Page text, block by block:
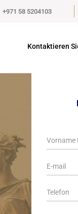
+971 58 5204103
Kontaktieren